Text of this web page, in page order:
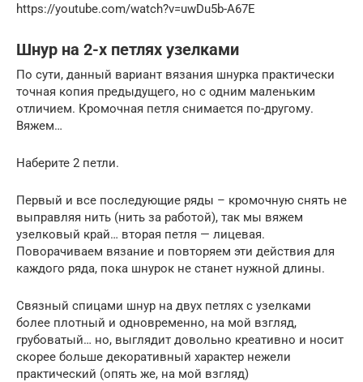
https://youtube.com/watch?v=uwDu5b-A67E
Шнур на 2-х петлях узелками
По сути, данный вариант вязания шнурка практически
точная копия предыдущего, но с одним маленьким
отличием. Кромочная петля снимается по-другому.
Вяжем…
Наберите 2 петли.
Первый и все последующие ряды – кромочную снять не
выправляя нить (нить за работой), так мы вяжем
узелковый край… вторая петля — лицевая.
Поворачиваем вязание и повторяем эти действия для
каждого ряда, пока шнурок не станет нужной длины.
Связный спицами шнур на двух петлях с узелками
более плотный и одновременно, на мой взгляд,
грубоватый… но, выглядит довольно креативно и носит
скорее больше декоративный характер нежели
практический (опять же, на мой взгляд)